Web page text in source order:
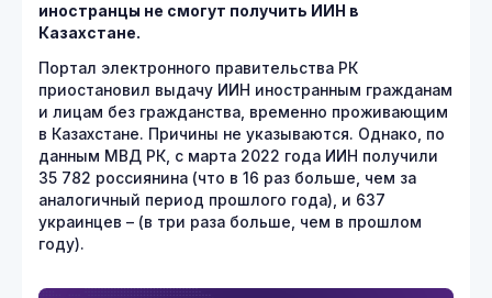
иностранцы не смогут получить ИИН в
Казахстане.
Портал электронного правительства РК
приостановил выдачу ИИН иностранным гражданам
и лицам без гражданства, временно проживающим
в Казахстане. Причины не указываются. Однако, по
данным МВД РК, с марта 2022 года ИИН получили
35 782 россиянина (что в 16 раз больше, чем за
аналогичный период прошлого года), и 637
украинцев – (в три раза больше, чем в прошлом
году).